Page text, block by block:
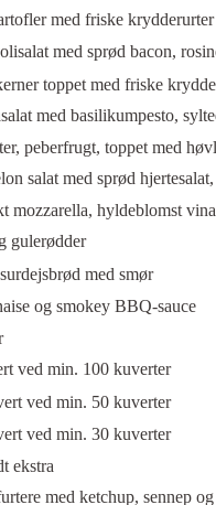
med friske krydderurter
med sprød bacon,
toppet med friske
med basilikumpesto,
peberfrugt, toppet med
salat med sprød
mozzarella, hyldeblomst
gulerødder
med smør
og smokey BBQ-sauce
ved min. 100 kuverter
ved min. 50 kuverter
ved min. 30 kuverter
ekstra
med ketchup, sennep